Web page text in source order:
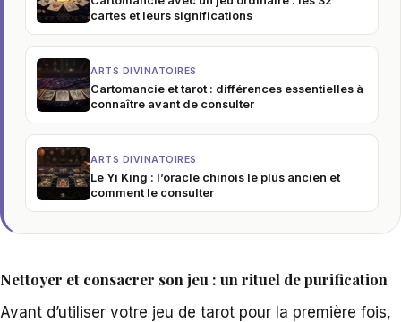
cartes et leurs significations
ARTS DIVINATOIRES
Cartomancie et tarot : différences essentielles à
connaître avant de consulter
ARTS DIVINATOIRES
Le Yi King : l’oracle chinois le plus ancien et
comment le consulter
Nettoyer et consacrer son jeu : un rituel de purification
Avant d’utiliser votre jeu de tarot pour la première fois,